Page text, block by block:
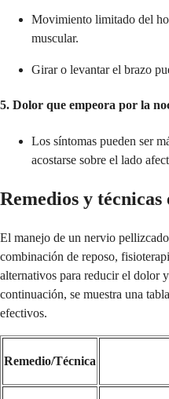
Movimiento limitado del
muscular.
Girar o levantar el brazo
5. Dolor que empeora por la
Los síntomas pueden ser
acostarse sobre el lado
Remedios y
El manejo de un nervio
combinación de reposo,
alternativos para reducir el dolor
continuación, se muestra una
efectivos.
Remedio/Técnica